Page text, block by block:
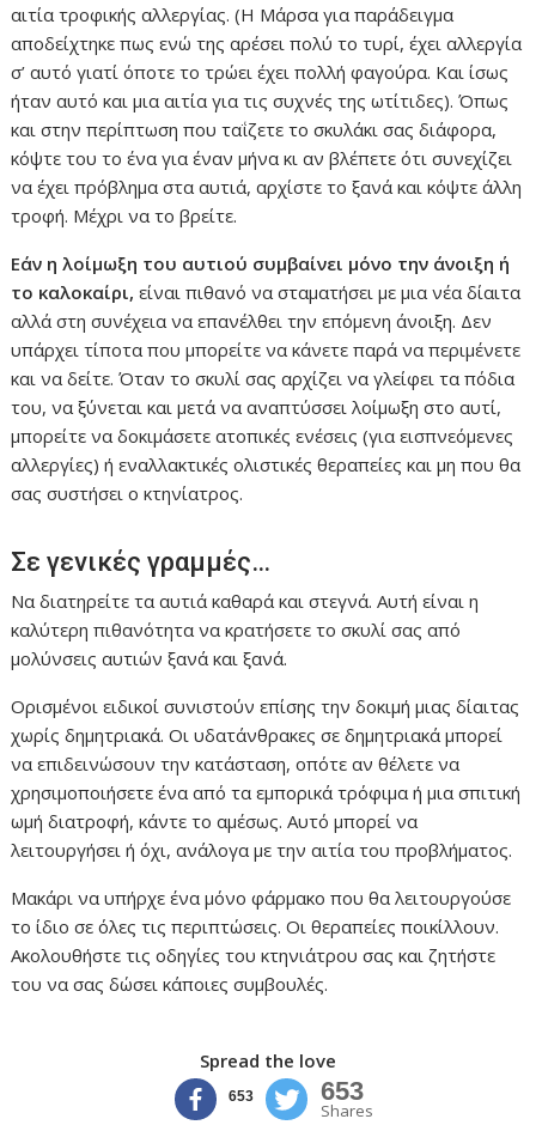
αιτία τροφικής αλλεργίας. (Η Μάρσα για παράδειγμα
αποδείχτηκε πως ενώ της αρέσει πολύ το τυρί, έχει αλλεργία
σ’ αυτό γιατί όποτε το τρώει έχει πολλή φαγούρα. Και ίσως
ήταν αυτό και μια αιτία για τις συχνές της ωτίτιδες). Όπως
και στην περίπτωση που ταΐζετε το σκυλάκι σας διάφορα,
κόψτε του το ένα για έναν μήνα κι αν βλέπετε ότι συνεχίζει
να έχει πρόβλημα στα αυτιά, αρχίστε το ξανά και κόψτε άλλη
τροφή. Μέχρι να το βρείτε.
Εάν η λοίμωξη του αυτιού συμβαίνει μόνο την άνοιξη ή
το καλοκαίρι, είναι πιθανό να σταματήσει με μια νέα δίαιτα
αλλά στη συνέχεια να επανέλθει την επόμενη άνοιξη. Δεν
υπάρχει τίποτα που μπορείτε να κάνετε παρά να περιμένετε
και να δείτε. Όταν το σκυλί σας αρχίζει να γλείφει τα πόδια
του, να ξύνεται και μετά να αναπτύσσει λοίμωξη στο αυτί,
μπορείτε να δοκιμάσετε ατοπικές ενέσεις (για εισπνεόμενες
αλλεργίες) ή εναλλακτικές ολιστικές θεραπείες και μη που θα
σας συστήσει ο κτηνίατρος.
Σε γενικές γραμμές…
Να διατηρείτε τα αυτιά καθαρά και στεγνά. Αυτή είναι η
καλύτερη πιθανότητα να κρατήσετε το σκυλί σας από
μολύνσεις αυτιών ξανά και ξανά.
Ορισμένοι ειδικοί συνιστούν επίσης την δοκιμή μιας δίαιτας
χωρίς δημητριακά. Οι υδατάνθρακες σε δημητριακά μπορεί
να επιδεινώσουν την κατάσταση, οπότε αν θέλετε να
χρησιμοποιήσετε ένα από τα εμπορικά τρόφιμα ή μια σπιτική
ωμή διατροφή, κάντε το αμέσως. Αυτό μπορεί να
λειτουργήσει ή όχι, ανάλογα με την αιτία του προβλήματος.
Μακάρι να υπήρχε ένα μόνο φάρμακο που θα λειτουργούσε
το ίδιο σε όλες τις περιπτώσεις. Οι θεραπείες ποικίλλουν.
Ακολουθήστε τις οδηγίες του κτηνιάτρου σας και ζητήστε
του να σας δώσει κάποιες συμβουλές.
Spread the love
653 653
Shares